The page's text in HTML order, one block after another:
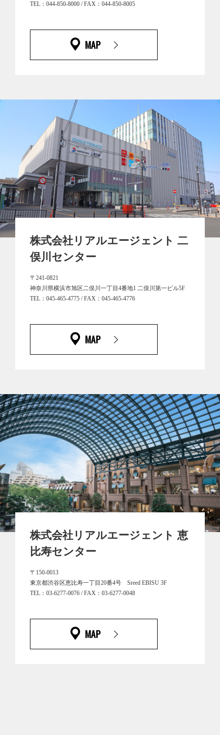
TEL：044-850-8000 / FAX：044-850-8005
MAP
株式会社リアルエージェント 二
俣川センター
〒241-0821
神奈川県横浜市旭区二俣川一丁目4番地1 二俣川第一ビル5F
TEL：045-465-4775 / FAX：045-465-4776
MAP
株式会社リアルエージェント 恵
比寿センター
〒150-0013
東京都渋谷区恵比寿一丁目20番4号 Sreed EBISU 3F
TEL：03-6277-0076 / FAX：03-6277-0048
MAP